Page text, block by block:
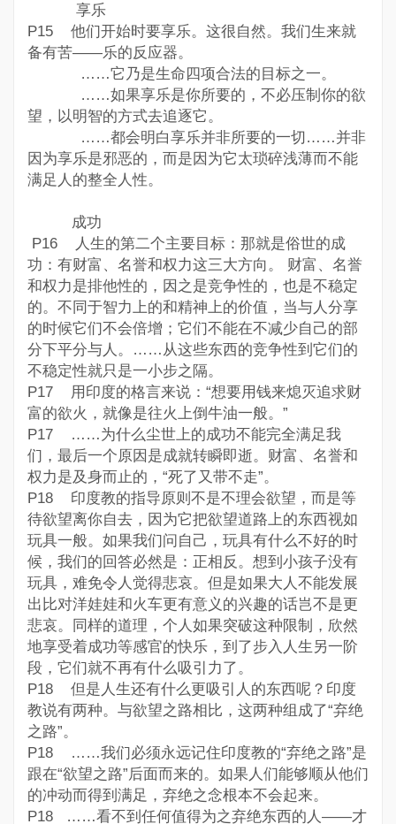
享乐
P15 他们开始时要享乐。这很自然。我们生来就
备有苦——乐的反应器。
……它乃是生命四项合法的目标之一。
……如果享乐是你所要的，不必压制你的欲
望，以明智的方式去追逐它。
……都会明白享乐并非所要的一切……并非
因为享乐是邪恶的，而是因为它太琐碎浅薄而不能
满足人的整全人性。
成功
P16 人生的第二个主要目标：那就是俗世的成
功：有财富、名誉和权力这三大方向。 财富、名誉
和权力是排他性的，因之是竞争性的，也是不稳定
的。不同于智力上的和精神上的价值，当与人分享
的时候它们不会倍增；它们不能在不减少自己的部
分下平分与人。……从这些东西的竞争性到它们的
不稳定性就只是一小步之隔。
P17 用印度的格言来说：“想要用钱来熄灭追求财
富的欲火，就像是往火上倒牛油一般。”
P17 ……为什么尘世上的成功不能完全满足我
们，最后一个原因是成就转瞬即逝。财富、名誉和
权力是及身而止的，“死了又带不走”。
P18 印度教的指导原则不是不理会欲望，而是等
待欲望离你自去，因为它把欲望道路上的东西视如
玩具一般。如果我们问自己，玩具有什么不好的时
候，我们的回答必然是：正相反。想到小孩子没有
玩具，难免令人觉得悲哀。但是如果大人不能发展
出比对洋娃娃和火车更有意义的兴趣的话岂不是更
悲哀。同样的道理，个人如果突破这种限制，欣然
地享受着成功等感官的快乐，到了步入人生另一阶
段，它们就不再有什么吸引力了。
P18 但是人生还有什么更吸引人的东西呢？印度
教说有两种。与欲望之路相比，这两种组成了“弃绝
之路”。
P18 ……我们必须永远记住印度教的“弃绝之路”是
跟在“欲望之路”后面而来的。如果人们能够顺从他们
的冲动而得到满足，弃绝之念根本不会起来。
P18 ……看不到任何值得为之弃绝东西的人——才